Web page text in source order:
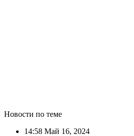
Новости по теме
14:58 Май 16, 2024